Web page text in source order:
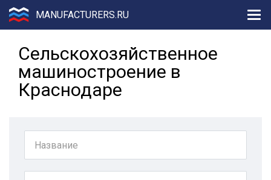
MANUFACTURERS.RU
Сельскохозяйственное
машиностроение в
Краснодаре